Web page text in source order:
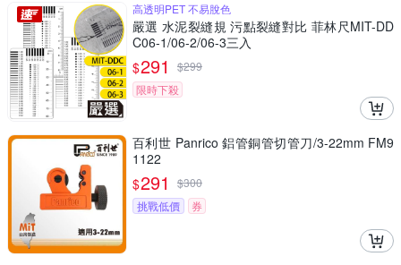
高透明PET 不易脫色
嚴選 水泥裂縫規 污點裂縫對比 菲林尺MIT-DD
C06-1/06-2/06-3三入
$291 $299
限時下殺
百利世 Panrico 鋁管銅管切管刀/3-22mm FM9
1122
$291 $300
挑戰低價
券